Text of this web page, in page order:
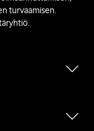
turvaamisen.